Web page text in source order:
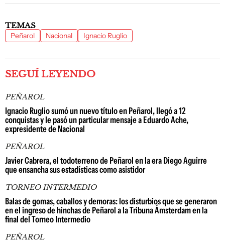
TEMAS
Peñarol Nacional Ignacio Ruglio
SEGUÍ LEYENDO
PEÑAROL
Ignacio Ruglio sumó un nuevo título en Peñarol, llegó a 12
conquistas y le pasó un particular mensaje a Eduardo Ache,
expresidente de Nacional
PEÑAROL
Javier Cabrera, el todoterreno de Peñarol en la era Diego Aguirre
que ensancha sus estadísticas como asistidor
TORNEO INTERMEDIO
Balas de gomas, caballos y demoras: los disturbios que se generaron
en el ingreso de hinchas de Peñarol a la Tribuna Ámsterdam en la
final del Torneo Intermedio
PEÑAROL